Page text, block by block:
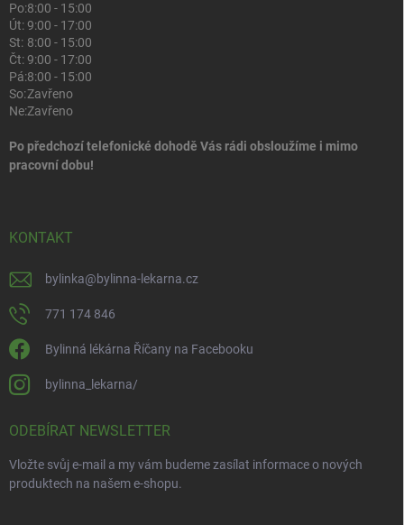
Po:8:00 - 15:00
Út:9:00 - 17:00
St: 8:00 - 15:00
Čt:9:00 - 17:00
Pá:8:00 - 15:00
So:Zavřeno
Ne:Zavřeno
Po předchozí telefonické dohodě Vás rádi obsloužíme i mimo
pracovní dobu!
KONTAKT
bylinka@bylinna-lekarna.cz
771 174 846
Bylinná lékárna Říčany na Facebooku
bylinna_lekarna/
ODEBÍRAT NEWSLETTER
Vložte svůj e-mail a my vám budeme zasílat informace o nových
produktech na našem e-shopu.